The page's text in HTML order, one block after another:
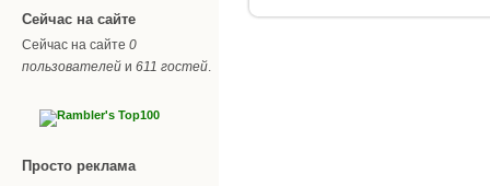
Сейчас на сайте
Сейчас на сайте 0
пользователей и 611 гостей.
Просто реклама